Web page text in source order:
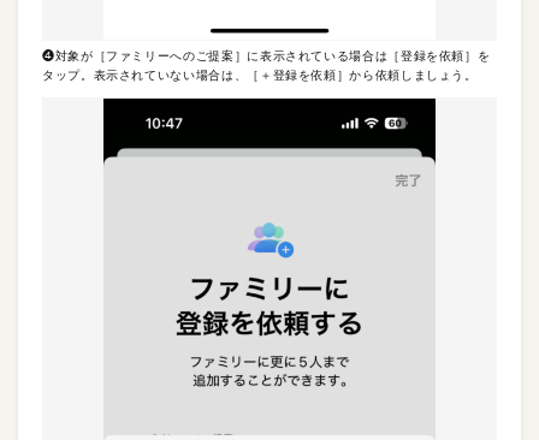
❹対象が［ファミリーへのご提案］に表示されている場合は［登録を依頼］を
タップ。表示されていない場合は、［＋登録を依頼］から依頼しましょう。